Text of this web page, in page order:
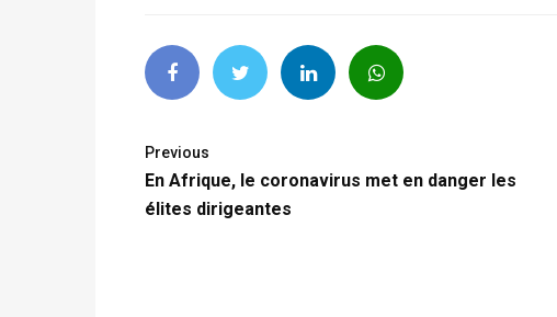
Previous
En Afrique, le coronavirus met en danger les
élites dirigeantes